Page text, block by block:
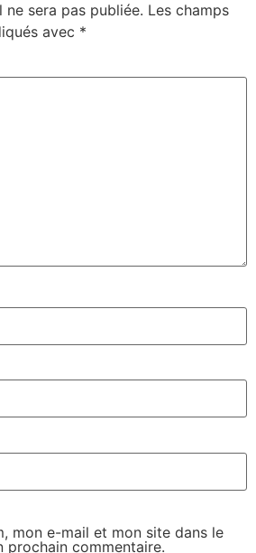
sera pas publiée. Les champs
avec *
mon e-mail et mon site dans le
prochain commentaire.